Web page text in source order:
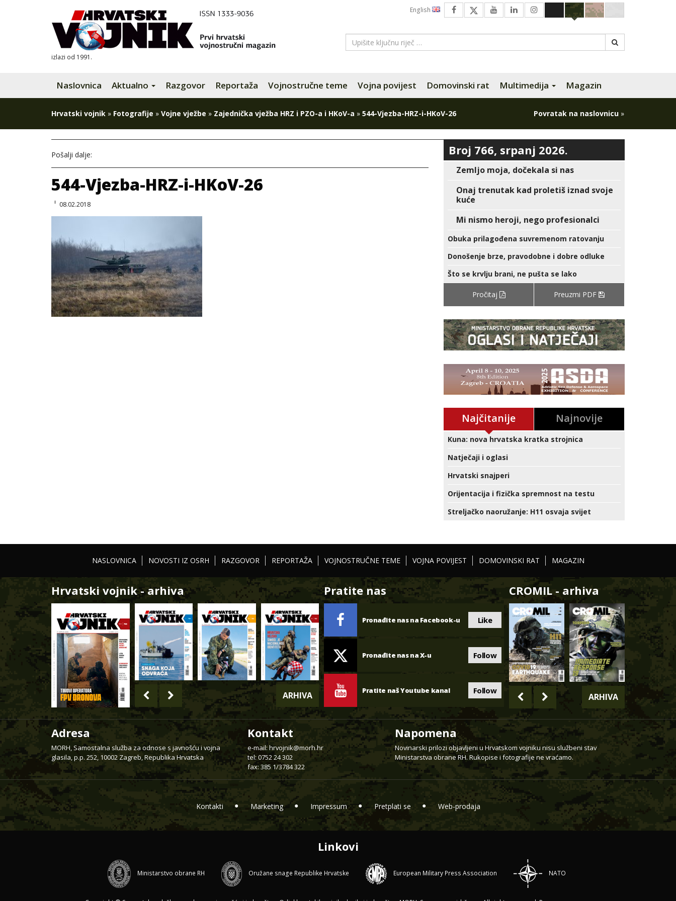
izlazi od 1991.
English
Naslovnica Aktualno Razgovor Reportaža Vojnostručne teme Vojna povijest Domovinski rat Multimedija Magazin
Hrvatski vojnik » Fotografije » Vojne vježbe » Zajednička vježba HRZ i PZO-a i HKoV-a » 544-Vjezba-HRZ-i-HKoV-26 Povratak na naslovnicu »
Pošalji dalje:
544-Vjezba-HRZ-i-HKoV-26
08.02.2018
Broj 766, srpanj 2026.
Zemljo moja, dočekala si nas
Onaj trenutak kad proletiš iznad svoje
kuće
Mi nismo heroji, nego profesionalci
Obuka prilagođena suvremenom ratovanju
Donošenje brze, pravodobne i dobre odluke
Što se krvlju brani, ne pušta se lako
Pročitaj Preuzmi PDF
Najčitanije Najnovije
Kuna: nova hrvatska kratka strojnica
Natječaji i oglasi
Hrvatski snajperi
Orijentacija i fizička spremnost na testu
Streljačko naoružanje: H11 osvaja svijet
NASLOVNICA NOVOSTI IZ OSRH RAZGOVOR REPORTAŽA VOJNOSTRUČNE TEME VOJNA POVIJEST DOMOVINSKI RAT MAGAZIN
Hrvatski vojnik - arhiva
ARHIVA
Pratite nas
Pronađite nas na Facebook-u Like
Pronađite nas na X-u Follow
Pratite naš Youtube kanal Follow
CROMIL - arhiva
ARHIVA
Adresa
MORH, Samostalna služba za odnose s javnošću i vojna
glasila, p.p. 252, 10002 Zagreb, Republika Hrvatska
Kontakt
e-mail: hrvojnik@morh.hr
tel: 0752 24 302
fax: 385 1/3784 322
Napomena
Novinarski prilozi objavljeni u Hrvatskom vojniku nisu službeni stav
Ministarstva obrane RH. Rukopise i fotografije ne vraćamo.
Kontakti Marketing Impressum Pretplati se Web-prodaja
Linkovi
Ministarstvo obrane RH Oružane snage Republike Hrvatske European Military Press Association NATO